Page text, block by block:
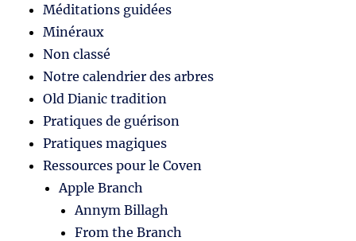
Méditations guidées
Minéraux
Non classé
Notre calendrier des arbres
Old Dianic tradition
Pratiques de guérison
Pratiques magiques
Ressources pour le Coven
Apple Branch
Annym Billagh
From the Branch